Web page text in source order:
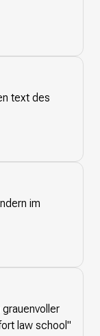
text des
im
law school"